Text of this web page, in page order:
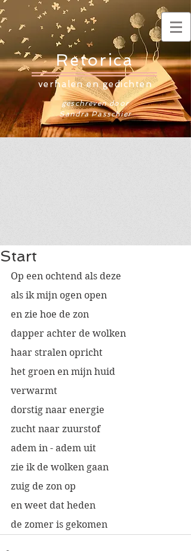
Retorica
verhalen en gedichten
geschreven door
Sandra Passchier
Start
Op een ochtend als deze
als ik mijn ogen open
en zie hoe de zon
dapper achter de wolken
haar stralen opricht
het groen en mijn huid
verwarmt
dorstig naar energie
zucht naar zuurstof
adem in - adem uit
zie ik de wolken gaan
zuig de zon op
en weet dat heden
de zomer is gekomen